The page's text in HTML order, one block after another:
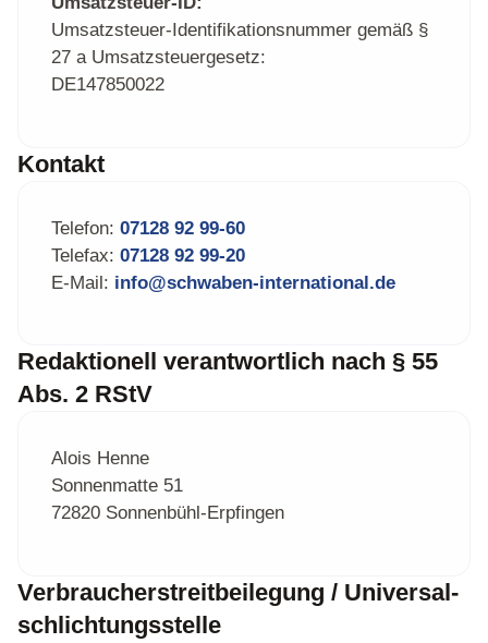
Umsatzsteuer-Identifikationsnummer gemäß §
27 a Umsatzsteuergesetz:
DE147850022
Kontakt
Telefon: 07128 92 99-60
Telefax: 07128 92 99-20
E-Mail: info@schwaben-international.de
Redaktionell verantwortlich nach § 55
Abs. 2 RStV
Alois Henne
Sonnenmatte 51
72820 Sonnenbühl-Erpfingen
Verbraucher­streit­beilegung / Universal­
schlichtungs­stelle